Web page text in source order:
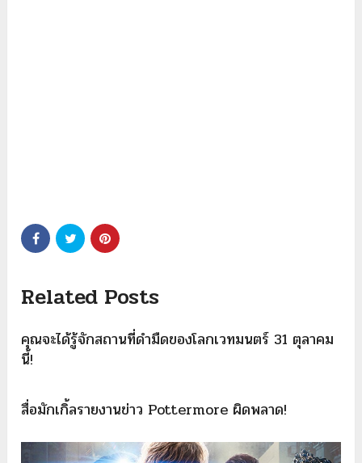
Related Posts
คุณจะได้รู้จักสถานที่ดำมืดของโลกเวทมนตร์ 31 ตุลาคม
นี้!
สื่อมักเกิ้ลรายงานข่าว Pottermore ผิดพลาด!